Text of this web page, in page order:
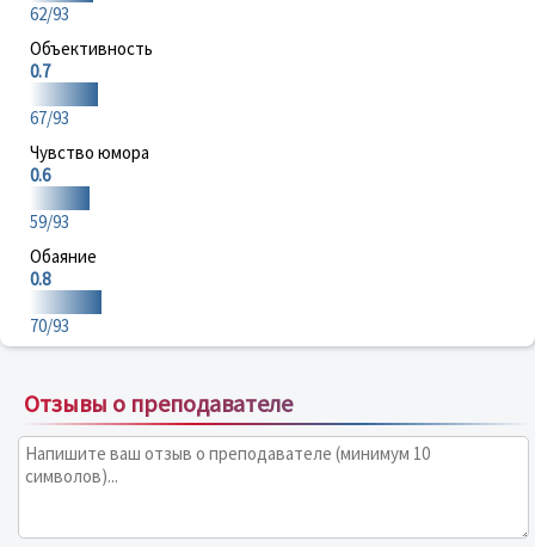
62/93
Объективность
0.7
67/93
Чувство юмора
0.6
59/93
Обаяние
0.8
70/93
Отзывы о преподавателе